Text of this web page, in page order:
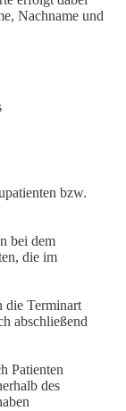
Nachname und
bzw.
bei dem
die im
die Terminart
abschließend
Patienten
des